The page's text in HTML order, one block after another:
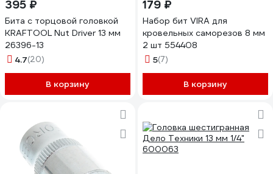
395 ₽
Бита с торцовой головкой
KRAFTOOL Nut Driver 13 мм
26396-13
4.7(20)
В корзину
179 ₽
Набор бит VIRA для
кровельных саморезов 8 мм
2 шт 554408
5(7)
В корзину